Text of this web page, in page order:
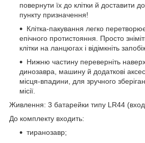
повернути їх до клітки й доставити
пункту призначення!
Клітка-пакування легко
епічного протистояння. Просто
клітки на ланцюгах і відімкніть
Нижню частину переверніть наверх
динозавра, машину й додаткові
місця-впадини, для зручного
місії.
Живлення: 3 батарейки типу LR44
До комплекту входить:
тиранозавр;